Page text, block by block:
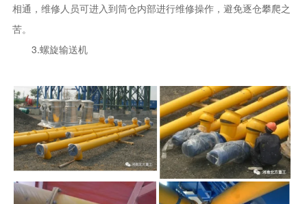
相通，维修人员可进入到筒仓内部进行维修操作，避免逐仓攀爬之
苦。
3.螺旋输送机